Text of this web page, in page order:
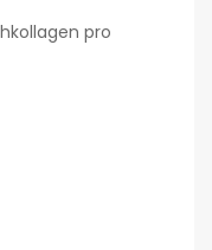
pro